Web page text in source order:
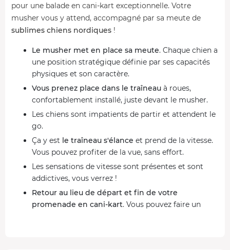
pour une balade en cani-kart exceptionnelle. Votre
musher vous y attend, accompagné par sa meute de
sublimes chiens nordiques !
Le musher met en place sa meute. Chaque chien a
une position stratégique définie par ses capacités
physiques et son caractère.
Vous prenez place dans le traîneau à roues,
confortablement installé, juste devant le musher.
Les chiens sont impatients de partir et attendent le
go.
Ça y est le traîneau s'élance et prend de la vitesse.
Vous pouvez profiter de la vue, sans effort.
Les sensations de vitesse sont présentes et sont
addictives, vous verrez !
Retour au lieu de départ et fin de votre
promenade en cani-kart. Vous pouvez faire un